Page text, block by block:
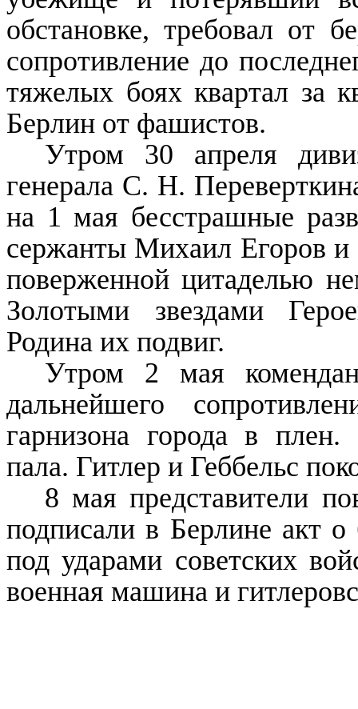
обстановке, требовал от
сопротивление до
тяже­лых боях квартал за
Берлин от фашистов.
Утром 30 апреля
генерала С. Н.
на 1 мая бесстрашные
сержанты Михаил Егоров и
поверженной цитаделью
Золотыми звездами
Родина их подвиг.
Утром 2 мая
дальнейшего
гарнизона города в плен.
пала. Гитлер и Геббельс
8 мая представители
подписали в Берлине акт о
под ударами советских
военная машина и